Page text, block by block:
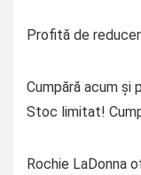
Profită de
Cumpără acum
Stoc limitat!
Rochie LaDonna